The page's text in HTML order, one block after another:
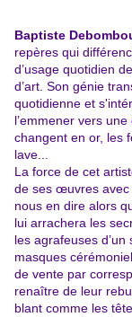
Baptiste
repères qui
d’usage quotidien
d’art. Son génie
quotidienne et
l’emmener vers
changent en or, les
lave...
La force de cet
de ses œuvres avec
nous en dire alors
lui arrachera les
les agrafeuses
masques
de vente par
renaître de leur
blant comme les